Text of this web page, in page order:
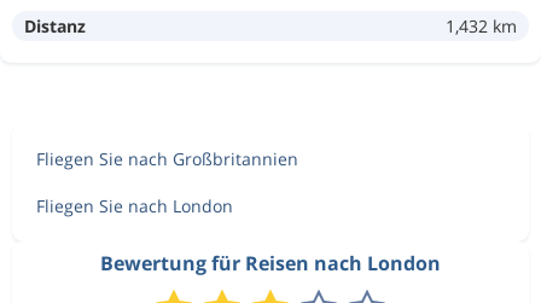
Distanz 1,432 km
Fliegen Sie nach Großbritannien
Fliegen Sie nach London
Bewertung für Reisen nach London